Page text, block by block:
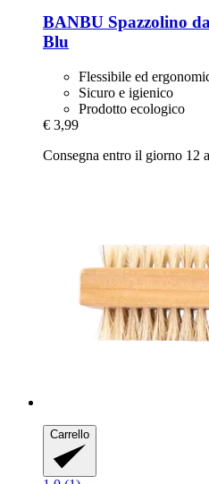
BANBU Spazzolino
Blu
Flessibile ed
Sicuro e igienico
Prodotto ecologico
€ 3,99
Consegna entro il giorno 12
Carrello